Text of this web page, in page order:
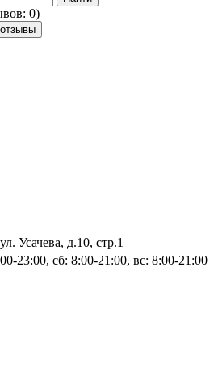
0)
Усачева, д.10, стр.1
23:00, сб: 8:00-21:00, вс: 8:00-21:00